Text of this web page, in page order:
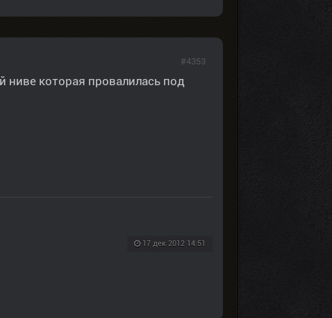
ниве которая провалилась под
17 дек 2012 14:51
#4353